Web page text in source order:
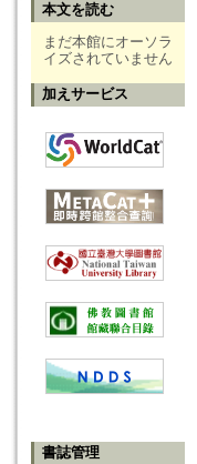
本文を読む
まだ本館にオーソラ
イズされていません
加えサービス
書誌管理